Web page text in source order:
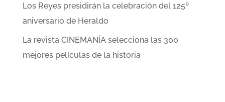
Los Reyes presidirán la celebración del 125º
aniversario de Heraldo
La revista CINEMANÍA selecciona las 300
mejores películas de la historia